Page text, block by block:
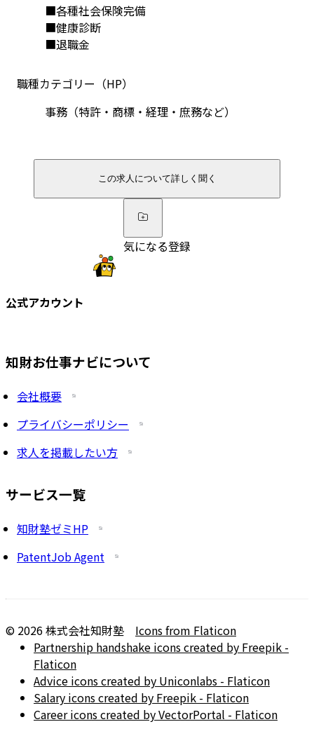
■各種社会保険完備
■健康診断
■退職金
職種カテゴリー（HP）
事務（特許・商標・経理・庶務など）
この求人について詳しく聞く
気になる登録
公式アカウント
知財お仕事ナビについて
会社概要
プライバシーポリシー
求人を掲載したい方
サービス一覧
知財塾ゼミHP
PatentJob Agent
© 2026株式会社知財塾
Icons from Flaticon
Partnership handshake icons created by Freepik -
Flaticon
Advice icons created by Uniconlabs - Flaticon
Salary icons created by Freepik - Flaticon
Career icons created by VectorPortal - Flaticon